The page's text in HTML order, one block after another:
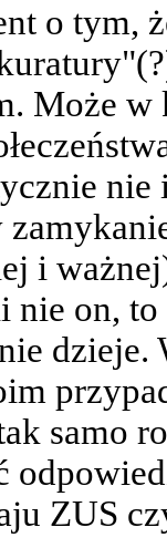
o tym,
Może
nie
i
nie on,
samo
ZUS